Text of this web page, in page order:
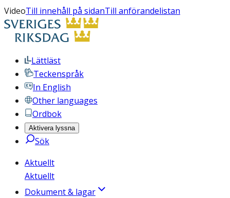
VideoTill innehåll på sidanTill anförandelistan
Lättläst
Teckenspråk
In English
Other languages
Ordbok
Aktivera lyssna
Sök
Aktuellt
Aktuellt
Dokument & lagar